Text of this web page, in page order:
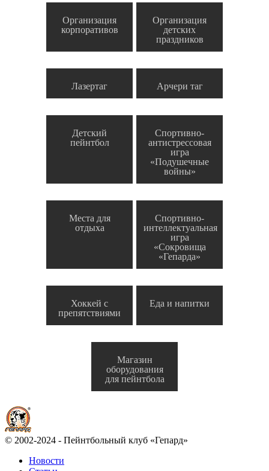
Организация
корпоративов
Организация
детских
праздников
Лазертаг Арчери таг
Детский
пейнтбол
Спортивно-
антистрессовая
игра
«Подушечные
войны»
Места для
отдыха
Спортивно-
интеллектуальная
игра
«Сокровища
«Гепарда»
Хоккей с
препятствиями
Еда и напитки
Магазин
оборудования
для пейнтбола
© 2002-2024 - Пейнтбольный клуб «Гепард»
Новости